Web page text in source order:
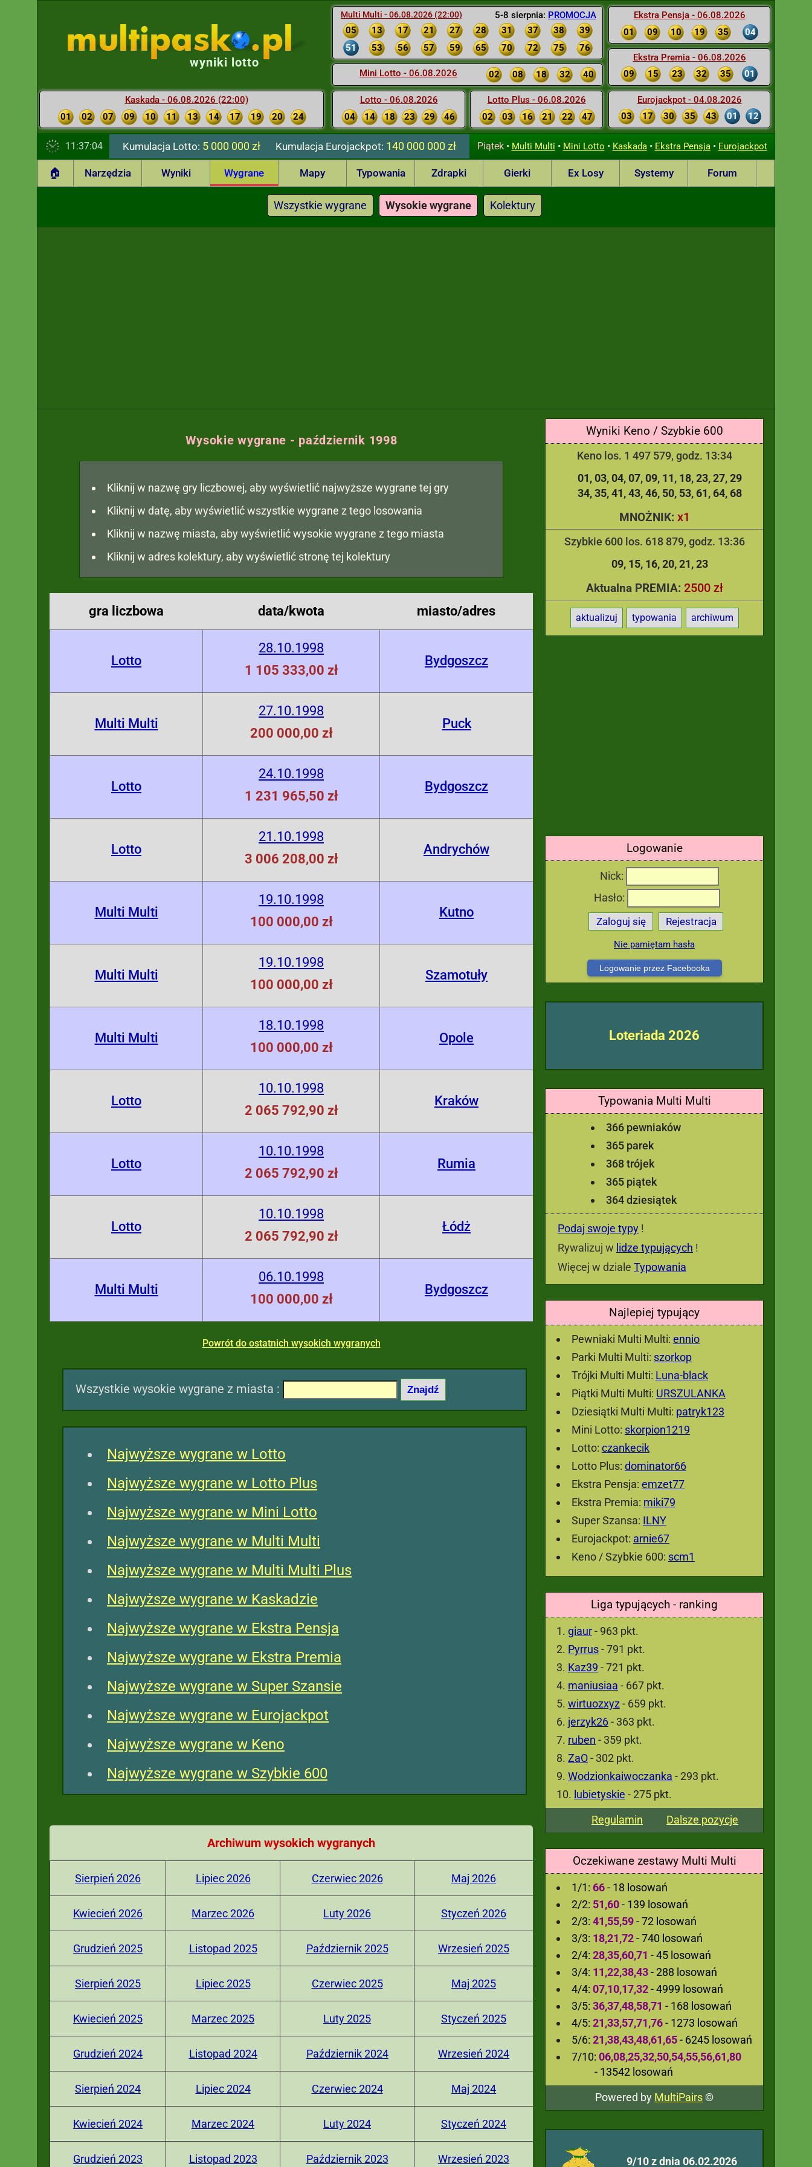
5-8 sierpnia: PROMOCJA
Multi Multi - 06.08.2026 (22:00)
05 13 17 21 27 28 31 37 38
39
51
53 56 57 59 65 70 72 75 76
Mini Lotto - 06.08.2026 02 08 18 32 40
Lotto - 06.08.2026
04
14 18 23 29 46
Lotto Plus - 06.08.2026
02
03 16 21 22 47
Ekstra Pensja - 06.08.2026
01
09 10 19 35 04
Ekstra Premia - 06.08.2026
09
15 23 32 35 01
Eurojackpot - 04.08.2026
03
17 30 35 43 01 12
wyniki lotto
Kaskada - 06.08.2026 (22:00)
01
02 07 09 10 11 13 14 17 19 20 24
11:37:05 Kumulacja Lotto: 5 000 000 zł KumulacjaEurojackpot: 140 000 000 zł Piątek• Multi Multi • Mini Lotto • Kaskada• Ekstra Pensja• Eurojackpot
🏠 Narzędzia Wyniki Wygrane Mapy Typowania Zdrapki Gierki Ex Losy Systemy Forum
Wszystkie wygrane Wysokie wygrane Kolektury
Wyniki Keno / Szybkie 600
Keno los. 1 497 579, godz. 13:34
01 03 04 07 09 11 18 23 27 29
34 35 41 43 46 50 53 61 64 68
MNOŻNIK: x1
Szybkie 600 los. 618 879, godz. 13:36
09 15 16 20 21 23
Aktualna PREMIA: 2500 zł
aktualizuj typowania archiwum
Logowanie
Nick:
Hasło:
Zaloguj się Rejestracja
Nie pamiętam hasła
Logowanie przez Facebooka
Loteriada 2026
Typowania Multi Multi
366 pewniaków
365 parek
368 trójek
365 piątek
364 dziesiątek
Podaj swoje typy !
Rywalizuj w lidze typujących !
Więcej w dziale Typowania
Najlepiej typujący
Pewniaki Multi Multi: ennio
Parki Multi Multi: szorkop
Trójki Multi Multi: Luna-black
Piątki Multi Multi: URSZULANKA
Dziesiątki Multi Multi: patryk123
Mini Lotto: skorpion1219
Lotto: czankecik
Lotto Plus: dominator66
Ekstra Pensja: emzet77
Ekstra Premia: miki79
Super Szansa: ILNY
Eurojackpot: arnie67
Keno / Szybkie 600: scm1
Liga typujących - ranking
giaur- 963 pkt.
Pyrrus- 791 pkt.
Kaz39 - 721 pkt.
maniusiaa - 667 pkt.
wirtuozxyz - 659 pkt.
jerzyk26- 363 pkt.
ruben - 359 pkt.
ZaO- 302 pkt.
Wodzionkaiwoczanka - 293 pkt.
lubietyskie - 275 pkt.
Regulamin
Dalsze pozycje
Oczekiwane zestawy Multi Multi
1/1: 66- 18 losowań
2/2: 51,60- 139 losowań
2/3: 41,55,59- 72 losowań
3/3: 18,21,72- 740 losowań
2/4: 28,35,60,71 - 45 losowań
3/4: 11,22,38,43- 288 losowań
4/4: 07,10,17,32- 4999 losowań
3/5: 36,37,48,58,71 - 168 losowań
4/5: 21,33,57,71,76- 1273 losowań
5/6: 21,38,43,48,61,65- 6245 losowań
7/10: 06,08,25,32,50,54,55,56,61,80
- 13542 losowań
Powered by MultiPairs©
9/10 z dnia 06.02.2026
Wysokie wygrane - październik 1998
Kliknij w nazwę gry liczbowej, aby wyświetlić najwyższe wygrane tej gry
Kliknij w datę, aby wyświetlić wszystkie wygrane z tego losowania
Kliknij w nazwę miasta, aby wyświetlić wysokie wygrane z tego miasta
Kliknij w adres kolektury, aby wyświetlić stronę tej kolektury
gra liczbowa data/kwota miasto/adres
Lotto
28.10.1998
1 105 333,00 zł
Bydgoszcz
Multi Multi
27.10.1998
200 000,00 zł
Puck
Lotto
24.10.1998
1 231 965,50 zł
Bydgoszcz
Lotto
21.10.1998
3 006 208,00 zł
Andrychów
Multi Multi
19.10.1998
100 000,00 zł
Kutno
Multi Multi
19.10.1998
100 000,00 zł
Szamotuły
Multi Multi
18.10.1998
100 000,00 zł
Opole
Lotto
10.10.1998
2 065 792,90 zł
Kraków
Lotto
10.10.1998
2 065 792,90 zł
Rumia
Lotto
10.10.1998
2 065 792,90 zł
Łódż
Multi Multi
06.10.1998
100 000,00 zł
Bydgoszcz
Powrót do ostatnich wysokich wygranych
Wszystkie wysokie wygrane z miasta :
Najwyższe wygrane w Lotto
Najwyższe wygrane w Lotto Plus
Najwyższe wygrane w Mini Lotto
Najwyższe wygrane w Multi Multi
Najwyższe wygrane w Multi Multi Plus
Najwyższe wygrane w Kaskadzie
Najwyższe wygrane w Ekstra Pensja
Najwyższe wygrane w Ekstra Premia
Najwyższe wygrane w Super Szansie
Najwyższe wygrane w Eurojackpot
Najwyższe wygrane w Keno
Najwyższe wygrane w Szybkie 600
Archiwum wysokich wygranych
Sierpień 2026 Lipiec 2026 Czerwiec 2026 Maj 2026
Kwiecień 2026 Marzec 2026 Luty 2026 Styczeń 2026
Grudzień 2025 Listopad 2025 Październik 2025 Wrzesień 2025
Sierpień 2025 Lipiec 2025 Czerwiec 2025 Maj 2025
Kwiecień 2025 Marzec 2025 Luty 2025 Styczeń 2025
Grudzień 2024 Listopad 2024 Październik 2024 Wrzesień 2024
Sierpień 2024 Lipiec 2024 Czerwiec 2024 Maj 2024
Kwiecień 2024 Marzec 2024 Luty 2024 Styczeń 2024
Grudzień 2023 Listopad 2023 Październik 2023 Wrzesień 2023